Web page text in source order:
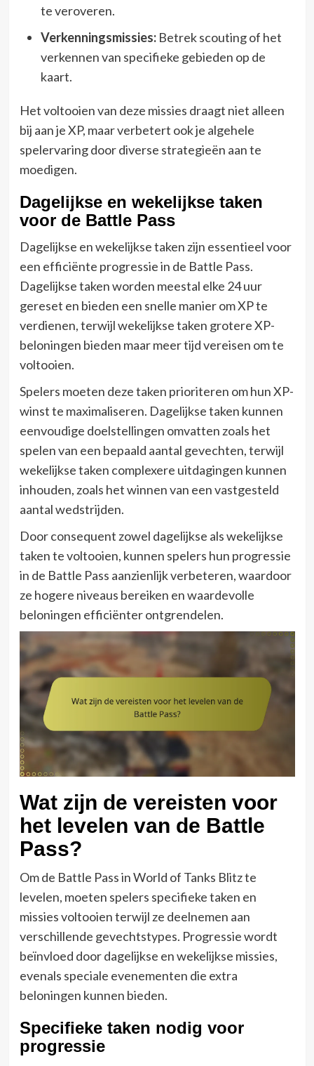
te veroveren.
Verkenningsmissies:Betrek scouting of het
verkennen van specifieke gebieden op de
kaart.
Het voltooien van deze missies draagt niet alleen
bij aan je XP, maar verbetert ook je algehele
spelervaring door diverse strategieën aan te
moedigen.
Dagelijkse en wekelijkse taken
voor de Battle Pass
Dagelijkse en wekelijkse taken zijn essentieel voor
een efficiënte progressie in de Battle Pass.
Dagelijkse taken worden meestal elke 24 uur
gereset en bieden een snelle manier om XP te
verdienen, terwijl wekelijkse taken grotere XP-
beloningen bieden maar meer tijd vereisen om te
voltooien.
Spelers moeten deze taken prioriteren om hun XP-
winst te maximaliseren. Dagelijkse taken kunnen
eenvoudige doelstellingen omvatten zoals het
spelen van een bepaald aantal gevechten, terwijl
wekelijkse taken complexere uitdagingen kunnen
inhouden, zoals het winnen van een vastgesteld
aantal wedstrijden.
Door consequent zowel dagelijkse als wekelijkse
taken te voltooien, kunnen spelers hun progressie
in de Battle Pass aanzienlijk verbeteren, waardoor
ze hogere niveaus bereiken en waardevolle
beloningen efficiënter ontgrendelen.
Wat zijn de vereisten voor
het levelen van de Battle
Pass?
Om de Battle Pass in World of Tanks Blitz te
levelen, moeten spelers specifieke taken en
missies voltooien terwijl ze deelnemen aan
verschillende gevechtstypes. Progressie wordt
beïnvloed door dagelijkse en wekelijkse missies,
evenals speciale evenementen die extra
beloningen kunnen bieden.
Specifieke taken nodig voor
progressie